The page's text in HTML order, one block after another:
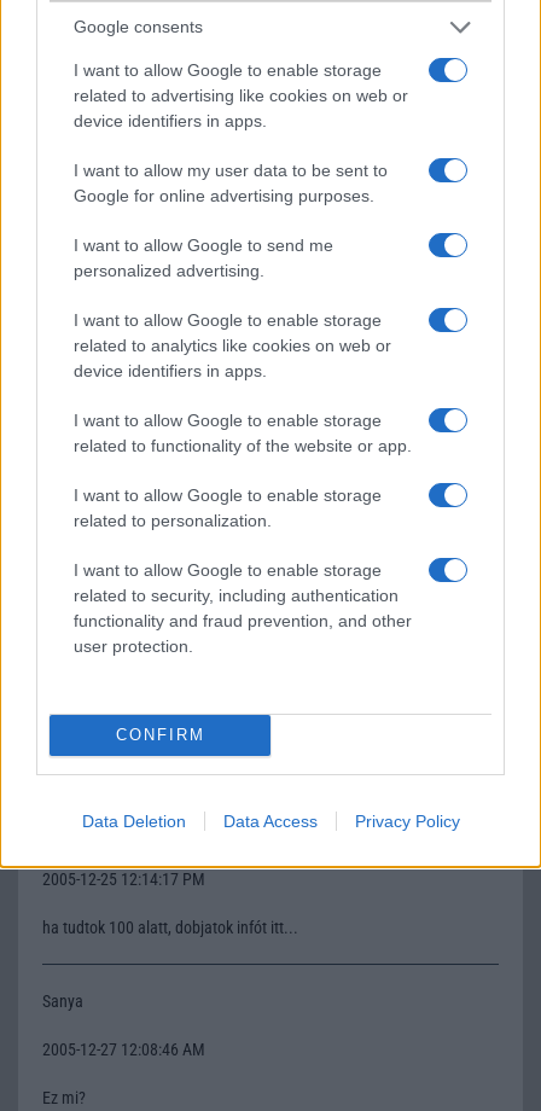
Google consents
I want to allow Google to enable storage
related to advertising like cookies on web or
device identifiers in apps.
I want to allow my user data to be sent to
Google for online advertising purposes.
I want to allow Google to send me
personalized advertising.
I want to allow Google to enable storage
related to analytics like cookies on web or
device identifiers in apps.
I want to allow Google to enable storage
related to functionality of the website or app.
I want to allow Google to enable storage
related to personalization.
I want to allow Google to enable storage
related to security, including authentication
functionality and fraud prevention, and other
user protection.
CONFIRM
Data Deletion Data Access Privacy Policy
2005-12-11 11:07:58 PM
2005-12-13 11:14:59 AM
2005-12-19 8:55:48 AM
ez mi akar lenni?
Nekem az elõtte lévõ 7280-as fekete van meg, imádom! Ezt is meg
fogom venni!
2005-12-25 12:14:17 PM
ha tudtok 100 alatt, dobjatok infót itt...
Sanya
2005-12-27 12:08:46 AM
Ez mi?